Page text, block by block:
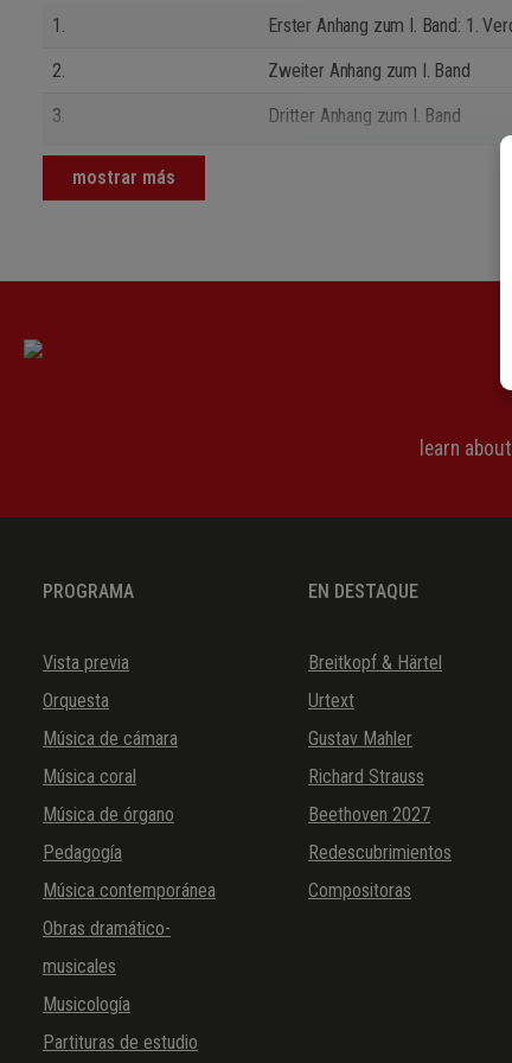
1.
Erster Anhang zum I. Band: 1.
2.
Zweiter Anhang zum I. Band
3.
Dritter Anhang zum I. Band
4.
mostrar más
learn
PROGRAMA
Vista previa
Orquesta
Música de cámara
Música coral
Música de órgano
Pedagogía
Música contemporánea
Obras dramático-
musicales
Musicología
Partituras de estudio
EN DESTAQUE
Breitkopf & Härtel
Urtext
Gustav Mahler
Richard Strauss
Beethoven 2027
Redescubrimientos
Compositoras